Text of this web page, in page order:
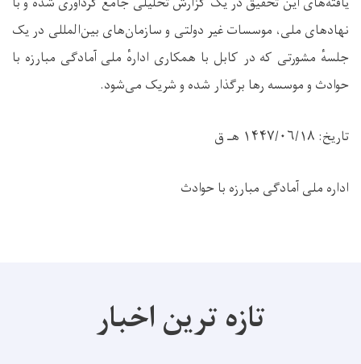
نهادهای ملی، موسسات غیر دولتی و سازمان‌های بین‌المللی در یک
جلسهٔ مشورتی که در کابل با همکاری ادارهٔ ملی آمادگی مبارزه با
حوادث و موسسه رها برگذار شده و شریک می‌شود.
تاریخ: ۱۴۴۷/۰۶/۱۸ هـ ق
اداره ملی آمادگی مبارزه با حوادث
تازه ترین اخبار